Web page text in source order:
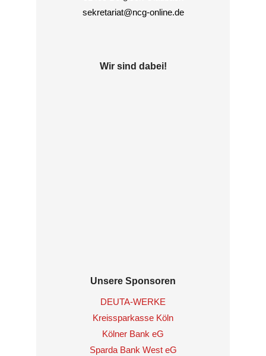
sekretariat@ncg-online.de
Wir sind dabei!
Unsere Sponsoren
DEUTA-WERKE
Kreissparkasse Köln
Kölner Bank eG
Sparda Bank West eG